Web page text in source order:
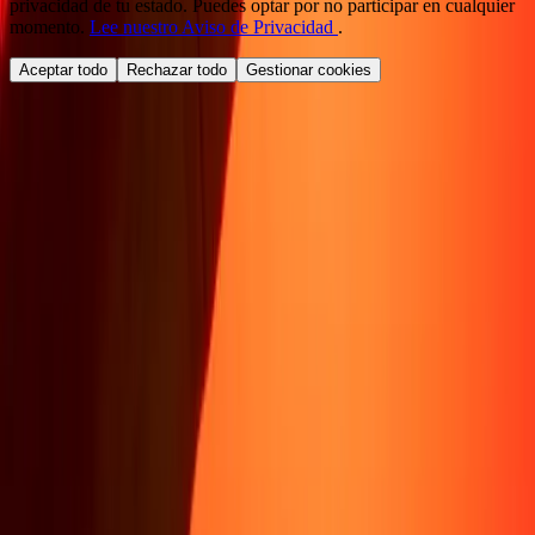
privacidad de tu estado. Puedes optar por no participar en cualquier
momento. Lee nuestro Aviso de Privacidad .
Aceptar todo Rechazar todo Gestionar cookies